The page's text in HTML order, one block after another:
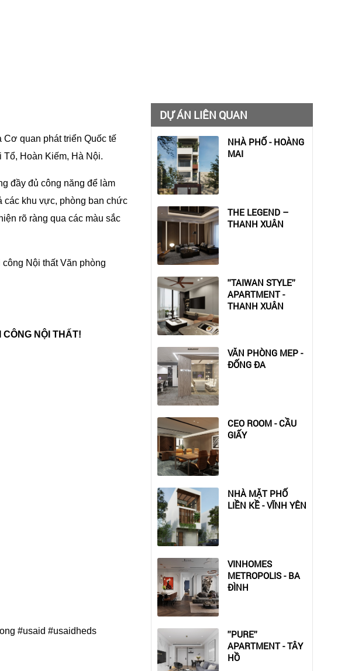
quan phát triển Quốc tế
Tổ, Hoàn Kiếm, Hà Nội.
đầy đủ công năng để làm
các khu vực, phòng ban chức
rõ ràng qua các màu sắc
Nội thất Văn phòng
NỘI THẤT!
#usaid #usaidheds
DỰ ÁN LIÊN QUAN
NHÀ PHỐ - HOÀNG
MAI
THE LEGEND –
THANH XUÂN
''TAIWAN STYLE''
APARTMENT -
THANH XUÂN
VĂN PHÒNG MEP -
ĐỐNG ĐA
CEO ROOM - CẦU
GIẤY
NHÀ MẶT PHỐ
LIỀN KỀ - VĨNH YÊN
VINHOMES
METROPOLIS - BA
ĐÌNH
''PURE''
APARTMENT - TÂY
HỒ